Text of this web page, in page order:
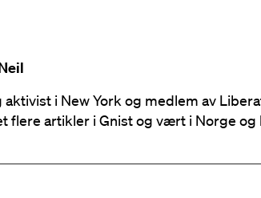
aktivist i New York og medlem av
flere artikler i Gnist og vært i Norge